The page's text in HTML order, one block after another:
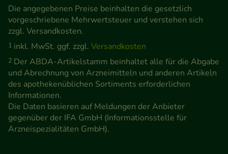
Die angegebenen Preise beinhalten die gesetzlich
vorgeschriebene Mehrwertsteuer und verstehen sich
zzgl. Versandkosten.
1 inkl. MwSt. ggf. zzgl. Versandkosten
2 Der ABDA-Artikelstamm beinhaltet alle für die Abgabe
und Abrechnung von Arzneimitteln und anderen Artikeln
des apothekenüblichen Sortiments erforderlichen
Informationen.
Die Daten basieren auf Meldungen der Anbieter
gegenüber der IFA GmbH (Informationsstelle für
Arzneispezialitäten GmbH).